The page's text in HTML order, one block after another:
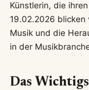
Künstlerin, die
19.02.2026 blicken
Musik und die
in der
Das